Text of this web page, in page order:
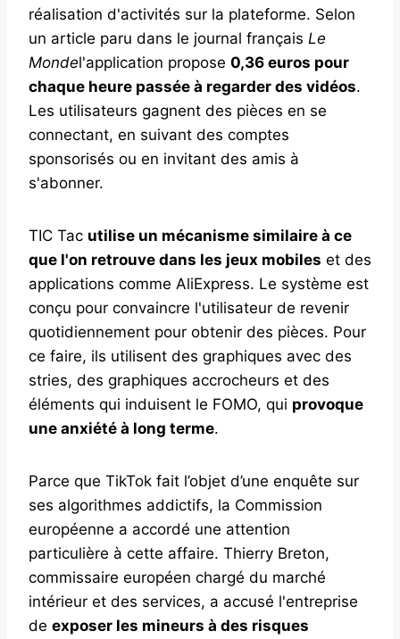
réalisation d'activités sur la plateforme. Selon
un article paru dans le journal français Le
Mondel'application propose 0,36 euros pour
chaque heure passée à regarder des vidéos.
Les utilisateurs gagnent des pièces en se
connectant, en suivant des comptes
sponsorisés ou en invitant des amis à
s'abonner.
TIC Tac utilise un mécanisme similaire à ce
que l'on retrouve dans les jeux mobiles et des
applications comme AliExpress. Le système est
conçu pour convaincre l'utilisateur de revenir
quotidiennement pour obtenir des pièces. Pour
ce faire, ils utilisent des graphiques avec des
stries, des graphiques accrocheurs et des
éléments qui induisent le FOMO, qui provoque
une anxiété à long terme.
Parce que TikTok fait l’objet d’une enquête sur
ses algorithmes addictifs, la Commission
européenne a accordé une attention
particulière à cette affaire. Thierry Breton,
commissaire européen chargé du marché
intérieur et des services, a accusé l'entreprise
de exposer les mineurs à des risques